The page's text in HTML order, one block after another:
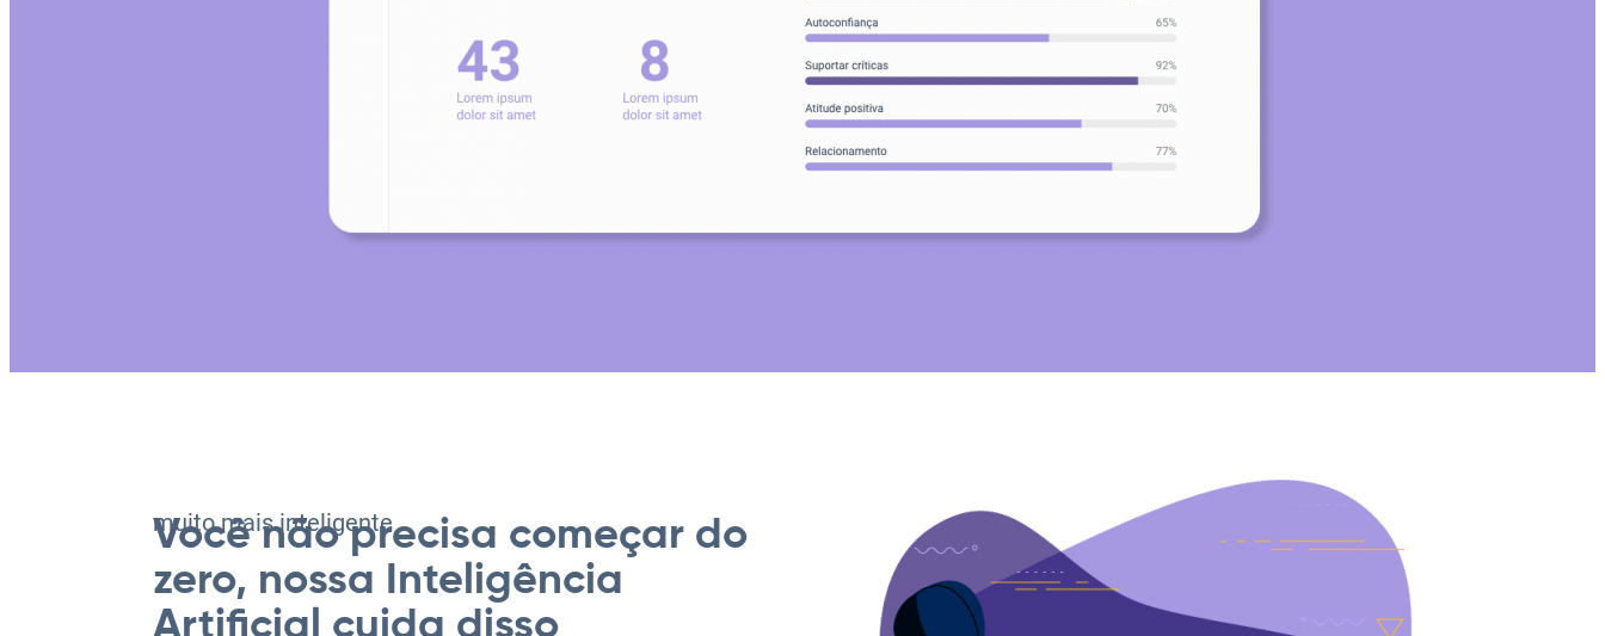
muito mais inteligente
Você não precisa começar do
zero, nossa Inteligência
Artificial cuida disso